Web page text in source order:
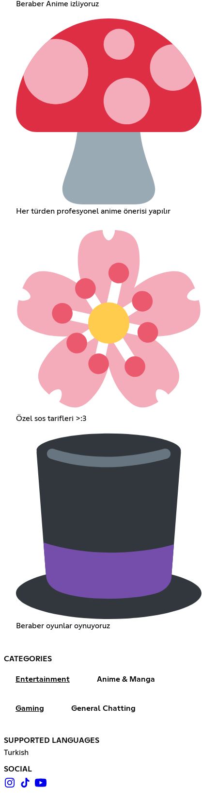
Beraber Anime izliyoruz
Her türden profesyonel anime önerisi yapılır
Özel sos tarifleri >:3
Beraber oyunlar oynuyoruz
CATEGORIES
Entertainment Anime & Manga
Gaming General Chatting
SUPPORTED LANGUAGES
Turkish
SOCIAL